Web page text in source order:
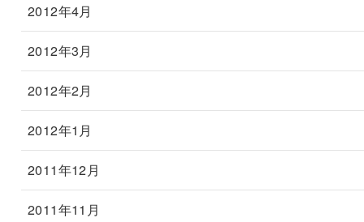
2012年4月
2012年3月
2012年2月
2012年1月
2011年12月
2011年11月